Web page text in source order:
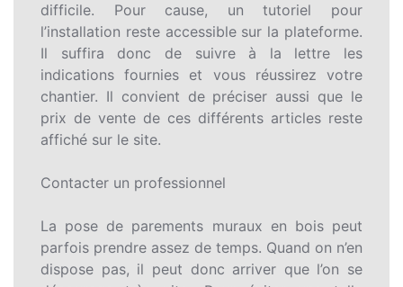
difficile. Pour cause, un tutoriel pour
l’installation reste accessible sur la plateforme.
Il suffira donc de suivre à la lettre les
indications fournies et vous réussirez votre
chantier. Il convient de préciser aussi que le
prix de vente de ces différents articles reste
affiché sur le site.
Contacter un professionnel
La pose de parements muraux en bois peut
parfois prendre assez de temps. Quand on n’en
dispose pas, il peut donc arriver que l’on se